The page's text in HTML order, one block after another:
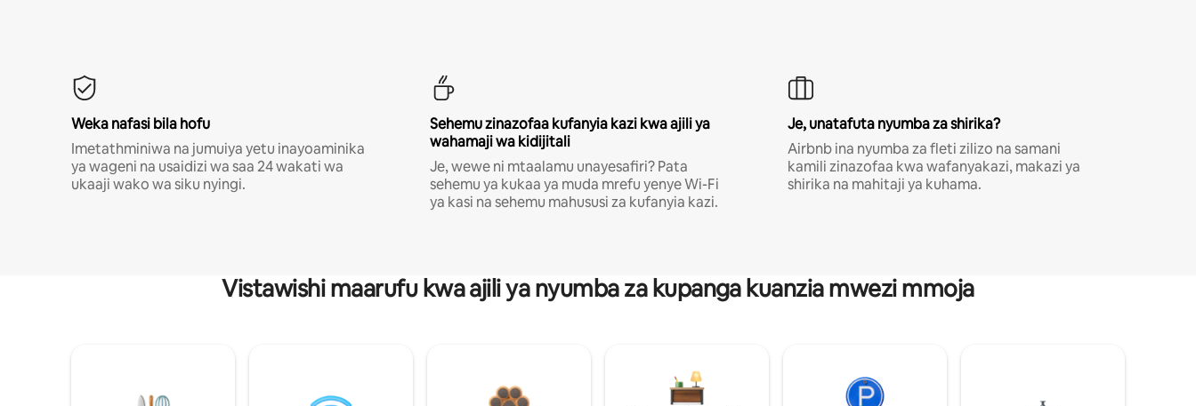
Weka nafasi bila hofu
Imetathminiwa na jumuiya yetu inayoaminika
ya wageni na usaidizi wa saa 24 wakati wa
ukaaji wako wa siku nyingi.
Sehemu zinazofaa kufanyia kazi kwa ajili ya
wahamaji wa kidijitali
Je, wewe ni mtaalamu unayesafiri? Pata
sehemu ya kukaa ya muda mrefu yenye Wi-Fi
ya kasi na sehemu mahususi za kufanyia kazi.
Je, unatafuta nyumba za shirika?
Airbnb ina nyumba za fleti zilizo na samani
kamili zinazofaa kwa wafanyakazi, makazi ya
shirika na mahitaji ya kuhama.
Vistawishi maarufu kwa ajili ya nyumba za kupanga kuanzia mwezi mmoja